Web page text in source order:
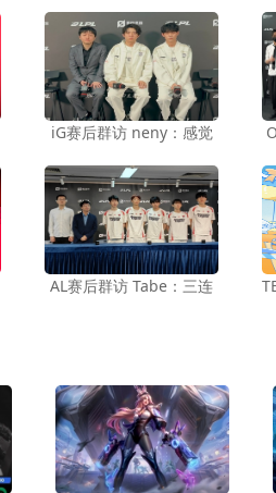
iG赛后群访 neny：感觉
AL赛后群访 Tabe：三连